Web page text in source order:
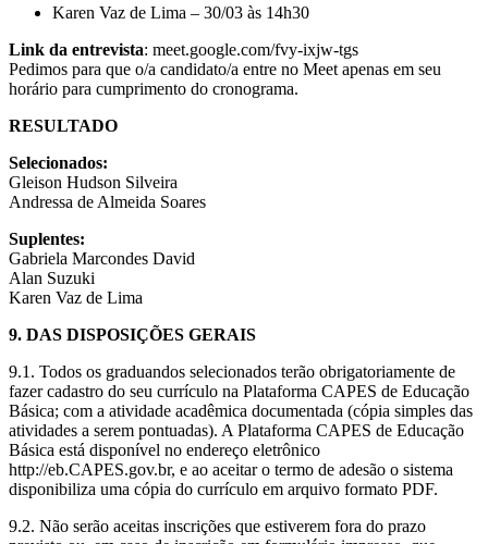
Karen Vaz de Lima – 30/03 às 14h30
Link da entrevista: meet.google.com/fvy-ixjw-tgs
Pedimos para que o/a candidato/a entre no Meet apenas em seu
horário para cumprimento do cronograma.
RESULTADO
Selecionados:
Gleison Hudson Silveira
Andressa de Almeida Soares
Suplentes:
Gabriela Marcondes David
Alan Suzuki
Karen Vaz de Lima
9. DAS DISPOSIÇÕES GERAIS
9.1. Todos os graduandos selecionados terão obrigatoriamente de
fazer cadastro do seu currículo na Plataforma CAPES de Educação
Básica; com a atividade acadêmica documentada (cópia simples das
atividades a serem pontuadas). A Plataforma CAPES de Educação
Básica está disponível no endereço eletrônico
http://eb.CAPES.gov.br, e ao aceitar o termo de adesão o sistema
disponibiliza uma cópia do currículo em arquivo formato PDF.
9.2. Não serão aceitas inscrições que estiverem fora do prazo